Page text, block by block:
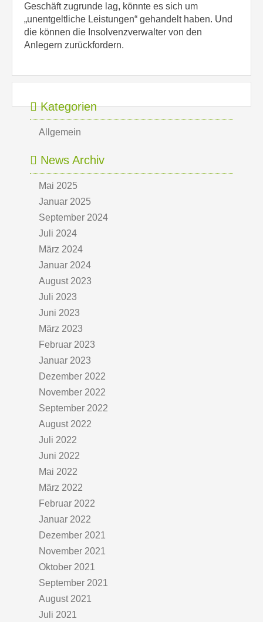
Geschäft zugrunde lag, könnte es sich um
„unentgeltliche Leistungen“ gehandelt haben. Und
die können die Insolvenzverwalter von den
Anlegern zurückfordern.
Kategorien
Allgemein
News Archiv
Mai 2025
Januar 2025
September 2024
Juli 2024
März 2024
Januar 2024
August 2023
Juli 2023
Juni 2023
März 2023
Februar 2023
Januar 2023
Dezember 2022
November 2022
September 2022
August 2022
Juli 2022
Juni 2022
Mai 2022
März 2022
Februar 2022
Januar 2022
Dezember 2021
November 2021
Oktober 2021
September 2021
August 2021
Juli 2021